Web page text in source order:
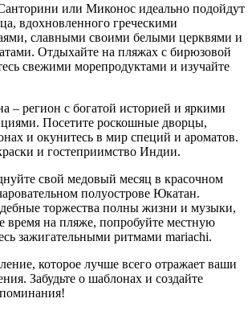
или Миконос идеально подойдут
вдохновленного греческими
славными своими белыми церквями и
Отдыхайте на пляжах с бирюзовой
свежими морепродуктами и изучайте
– регион с богатой историей и яркими
Посетите роскошные дворцы,
и окунитесь в мир специй и ароматов.
и гостеприимство Индии.
свой медовый месяц в красочном
полуострове Юкатан.
торжества полны жизни и музыки,
время на пляже, попробуйте местную
зажигательными ритмами mariachi.
которое лучше всего отражает ваши
Забудьте о шаблонах и создайте